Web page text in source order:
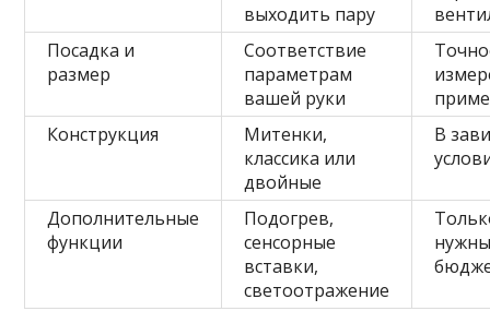
выходить пару
Посадка и
размер
Соответствие
параметрам
вашей руки
Конструкция
Митенки,
классика или
двойные
В
Дополнительные
функции
Подогрев,
сенсорные
вставки,
светоотражение